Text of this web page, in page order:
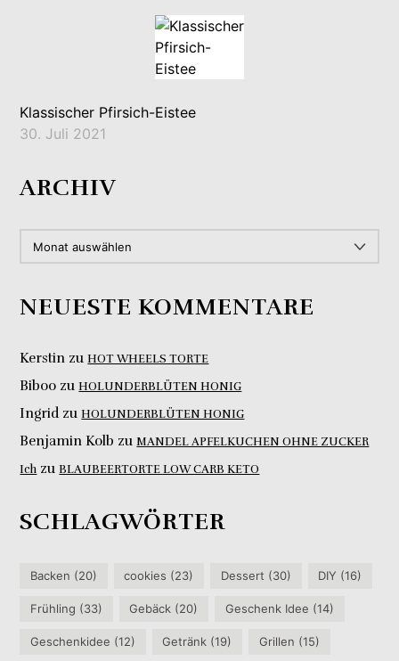
Klassischer Pfirsich-Eistee
30. Juli 2021
ARCHIV
NEUESTE KOMMENTARE
Kerstin zuHOT WHEELS TORTE
Biboo zuHOLUNDERBLÜTEN HONIG
IngridzuHOLUNDERBLÜTEN HONIG
Benjamin Kolb zuMANDEL APFELKUCHEN OHNE ZUCKER
Ich zuBLAUBEERTORTE LOW CARB KETO
SCHLAGWÖRTER
Backen (20) cookies (23) Dessert (30) DIY (16)
Frühling (33) Gebäck (20) Geschenk Idee (14)
Geschenkidee (12) Getränk (19) Grillen (15)